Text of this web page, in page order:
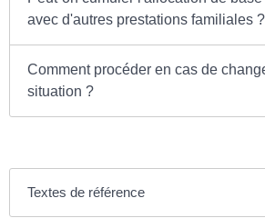
avec d'autres prestations familiales ?
Comment procéder en cas de
situation ?
Textes de référence